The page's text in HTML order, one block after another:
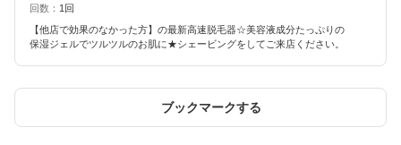
回数： 1回
【他店で効果のなかった方】の最新高速脱毛器☆美容液成分たっぷりの
保湿ジェルでツルツルのお肌に★シェービングをしてご来店ください。
ブックマークする